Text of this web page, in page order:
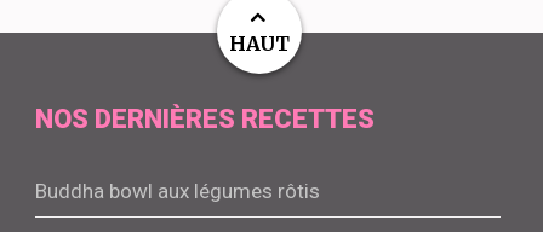
NOS DERNIÈRES RECETTES
Buddha bowl aux légumes rôtis
HAUT